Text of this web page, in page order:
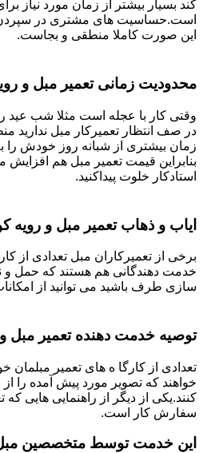
کند بسیار بیشتر از زمان مورد نیاز
است.حساسیت های مشتری در سپردن
این صورت کاملا منطقی و بجاست.
محدودیت زمانی تعمیر مبل و
وقتی کار با عجله است مثلا شب عید
در صف انتظار تعمیرکار مبل ندارید
زمان بیشتری از شبانه روز خودش را
بنابراین قیمت تعمیر مبل هم افزایش
استادکار خلوت پیداکنید.
ایاب و ذهاب تعمیر مبل و رویه
برخی از تعمیرکاران مبل تعدادی از
خدمت دهندگانی هم هستند که حمل و
سازی طرف باشید می توانید از
توصیه خدمت دهنده تعمیر مبل
تعدادی از کارگا ه های تعمیر
خواهند که تصویر مورد پیش آمده را از
کنند.یکی از دیگر از راهنمایی هایی
سفارش کار است.
این خدمت توسط متخصصین